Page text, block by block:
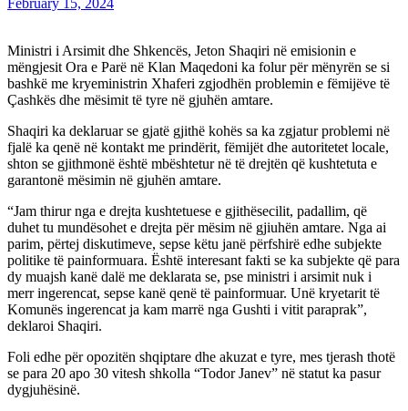
Ministri i Arsimit dhe Shkencës, Jeton Shaqiri në emisionin e
mëngjesit Ora e Parë në Klan Maqedoni ka folur për mënyrën se si
bashkë me kryeministrin Xhaferi zgjodhën problemin e fëmijëve të
Çashkës dhe mësimit të tyre në gjuhën amtare.
Shaqiri ka deklaruar se gjatë gjithë kohës sa ka zgjatur problemi në
fjalë ka qenë në kontakt me prindërit, fëmijët dhe autoritetet locale,
shton se gjithmonë është mbështetur në të drejtën që kushtetuta e
garantonë mësimin në gjuhën amtare.
“Jam thirur nga e drejta kushtetuese e gjithësecilit, padallim, që
duhet tu mundësohet e drejta për mësim në gjiuhën amtare. Nga ai
parim, përtej diskutimeve, sepse këtu janë përfshirë edhe subjekte
politike të painformuara. Është interesant fakti se ka subjekte që para
dy muajsh kanë dalë me deklarata se, pse ministri i arsimit nuk i
merr ingerencat, sepse kanë qenë të painformuar. Unë kryetarit të
Komunës ingerencat ja kam marrë nga Gushti i vitit paraprak”,
deklaroi Shaqiri.
Foli edhe për opozitën shqiptare dhe akuzat e tyre, mes tjerash thotë
se para 20 apo 30 vitesh shkolla “Todor Janev” në statut ka pasur
dygjuhësinë.